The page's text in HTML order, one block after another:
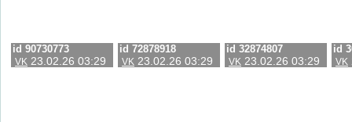
id 90730773
VK 23.02.26 03:29
id 72878918
VK 23.02.26 03:29
id 32874807
VK 23.02.26 03:29
id
VK